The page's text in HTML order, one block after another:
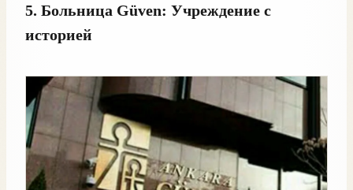
5. Больница Güven: Учреждение с
историей